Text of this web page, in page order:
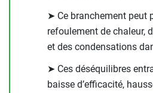
➤ Ce branchement peut
refoulement de chaleur,
et des condensations
➤ Ces déséquilibres
baisse d’efficacité,